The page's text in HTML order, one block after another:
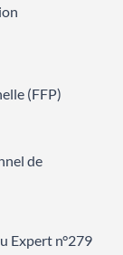
(FFP)
de
Expert n°279